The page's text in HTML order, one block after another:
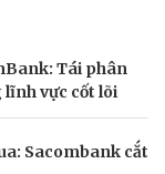
Tái phân
vực cốt lõi
Sacombank cắt